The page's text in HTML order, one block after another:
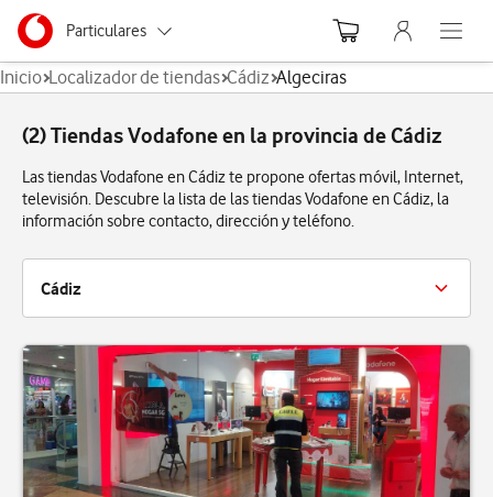
Ir a la pagina principal de vodafone.es
Menu navegación Segmento
Particulares
Autónomos
Pymes
Grandes empresas
y AA.PP.
Menu
Abre el
Inicio Localizador de tiendas Cádiz Algeciras
(2) Tiendas Vodafone en la provincia de Cádiz
Las tiendas Vodafone en Cádiz te propone ofertas móvil, Internet,
televisión. Descubre la lista de las tiendas Vodafone en Cádiz, la
información sobre contacto, dirección y teléfono.
Cádiz
Algeciras
Cádiz
Chiclana
El Puerto De Santa María